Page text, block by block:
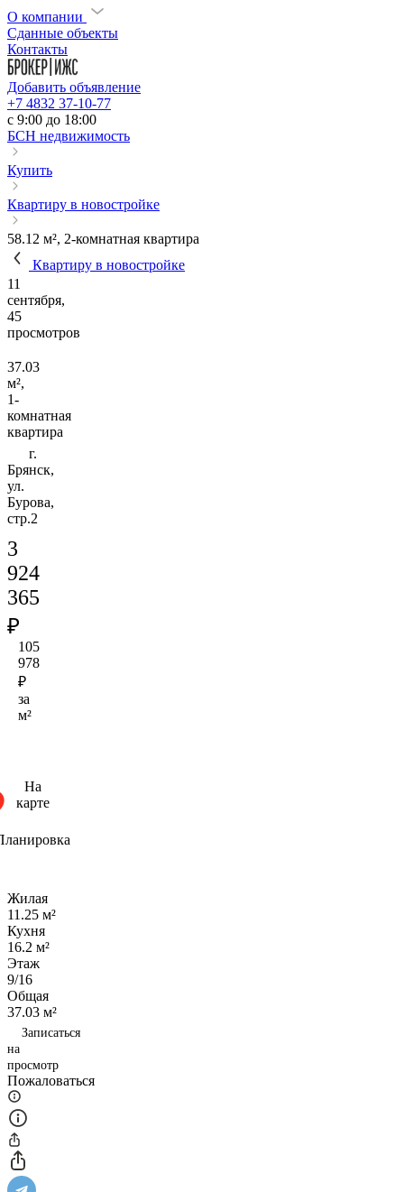
О компании
Сданные объекты
Контакты
Добавить объявление
+7 4832 37-10-77
c 9:00 до 18:00
БСН недвижимость
Купить
Квартиру в новостройке
58.12 м², 2-комнатная квартира
Квартиру в новостройке
11
сентября,
45
просмотров
37.03
м²,
1-
комнатная
квартира
г.
Брянск,
ул.
Бурова,
стр.2
3
924
365
₽
105
978
₽
за
м²
На
карте
Жилая
11.25 м²
Кухня
16.2 м²
Этаж
9/16
Общая
37.03 м²
Записаться
на
просмотр
Пожаловаться